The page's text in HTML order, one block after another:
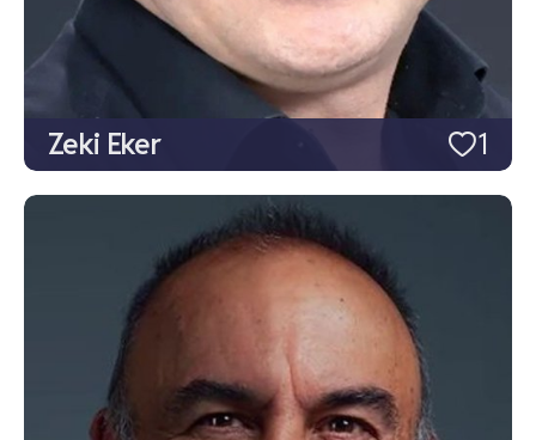
1
Zeki Eker